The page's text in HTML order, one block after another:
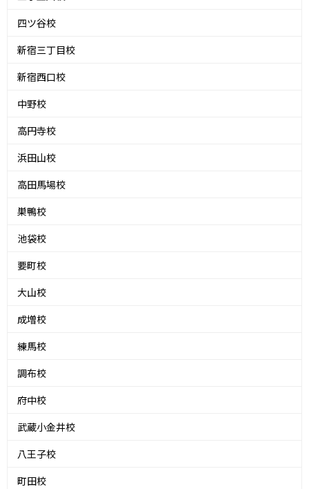
四ツ谷校
新宿三丁目校
新宿西口校
中野校
高円寺校
浜田山校
高田馬場校
巣鴨校
池袋校
要町校
大山校
成増校
練馬校
調布校
府中校
武蔵小金井校
八王子校
町田校